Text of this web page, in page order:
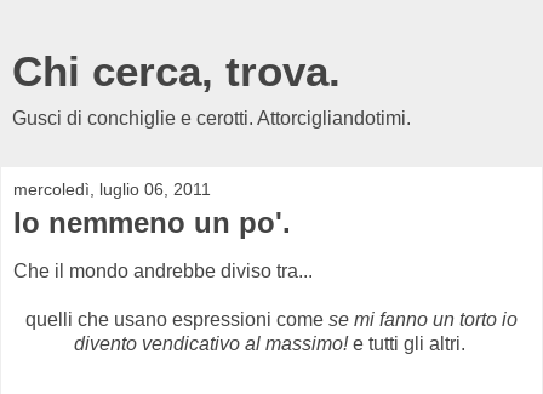
Chi cerca, trova.
Gusci di conchiglie e cerotti. Attorcigliandotimi.
mercoledì, luglio 06, 2011
Io nemmeno un po'.
Che il mondo andrebbe diviso tra...
quelli che usano espressioni come se mi fanno un torto io
divento vendicativo al massimo!e tutti gli altri.